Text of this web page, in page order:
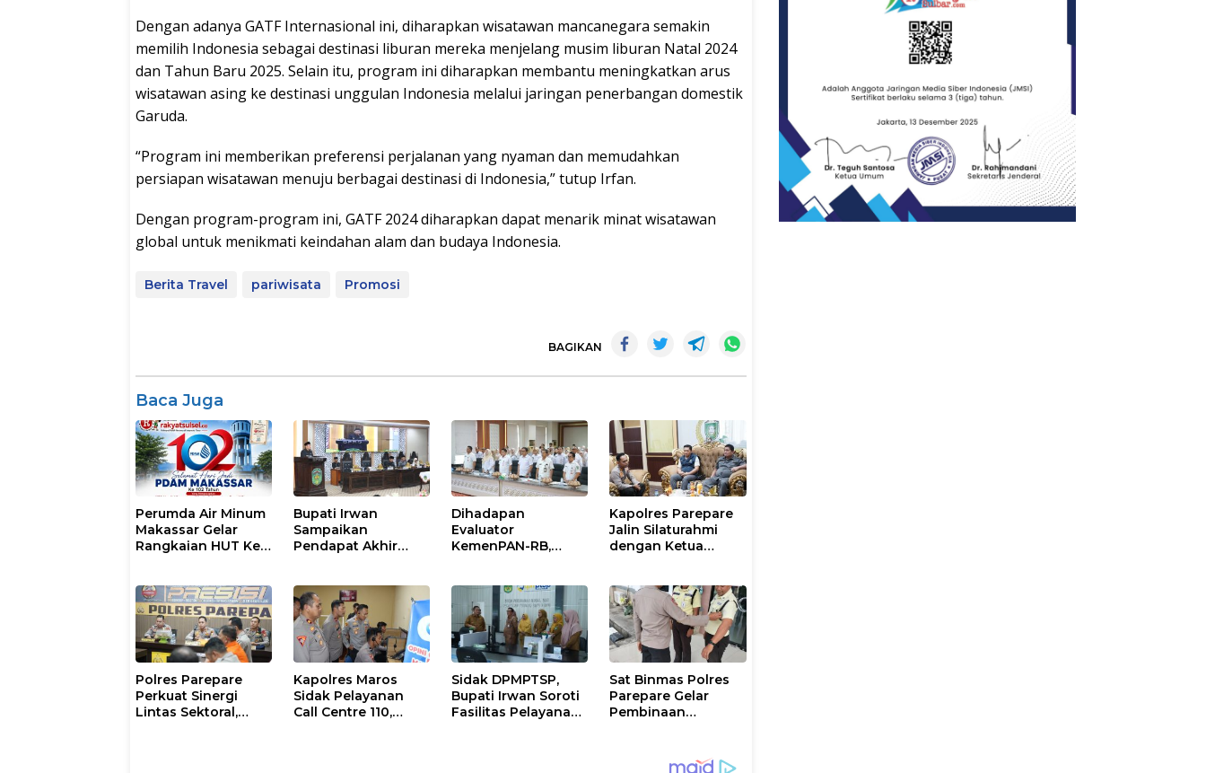
Dengan adanya GATF Internasional ini, diharapkan wisatawan mancanegara semakin
memilih Indonesia sebagai destinasi liburan mereka menjelang musim liburan Natal 2024
dan Tahun Baru 2025. Selain itu, program ini diharapkan membantu meningkatkan arus
wisatawan asing ke destinasi unggulan Indonesia melalui jaringan penerbangan domestik
Garuda.
“Program ini memberikan preferensi perjalanan yang nyaman dan memudahkan
persiapan wisatawan menuju berbagai destinasi di Indonesia,” tutup Irfan.
Dengan program-program ini, GATF 2024 diharapkan dapat menarik minat wisatawan
global untuk menikmati keindahan alam dan budaya Indonesia.
Berita Travel pariwisata Promosi
BAGIKAN
Baca Juga
Perumda Air Minum
Makassar Gelar
Rangkaian HUT Ke-
Masyarakat
Bupati Irwan
Sampaikan
Pendapat Akhir
Perumdam
Waemami
Dihadapan
Evaluator
KemenPAN-RB,
Capaian Kinerja
Kapolres Parepare
Jalin Silaturahmi
dengan Ketua
Kamtibmas
Polres Parepare
Perkuat Sinergi
Lintas Sektoral,
Kapolres Maros
Sidak Pelayanan
Call Centre 110,
Sidak DPMPTSP,
Bupati Irwan Soroti
Fasilitas Pelayanan
Sat Binmas Polres
Parepare Gelar
Pembinaan